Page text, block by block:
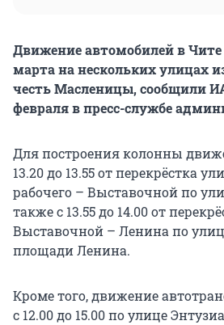
Движение автомобилей в Чите
марта на нескольких улицах
честь Масленицы, сообщили
февраля в пресс-службе
Для построения колонны
13.20 до 13.55 от перекрёстка
рабочего – Выставочной по
также с 13.55 до 14.00 от
Выставочной – Ленина по
площади Ленина.
Кроме того, движение
с 12.00 до 15.00 по улице